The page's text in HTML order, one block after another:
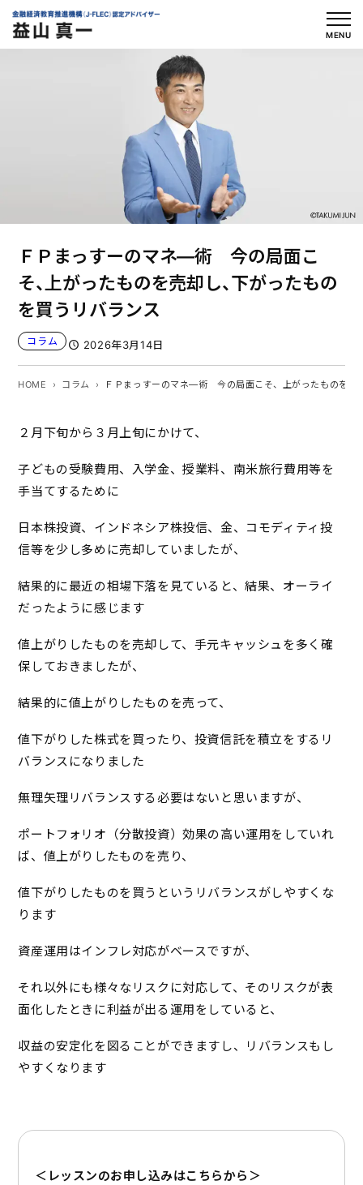
を
MENU
ＦＰまっすーのマネ―術 今の局面こ
そ、上がったものを売却し、下がったもの
を買うリバランス
コラム 2026年3月14日
HOME コラム ＦＰまっすーのマネ―術 今の局面こそ、上がったものを売
２月下旬から３月上旬にかけて、
子どもの受験費用、入学金、授業料、南米旅行費用等を
手当てするために
日本株投資、インドネシア株投信、金、コモディティ投
信等を少し多めに売却していましたが、
結果的に最近の相場下落を見ていると、結果、オーライ
だったように感じます
値上がりしたものを売却して、手元キャッシュを多く確
保しておきましたが、
結果的に値上がりしたものを売って、
値下がりした株式を買ったり、投資信託を積立をするリ
バランスになりました
無理矢理リバランスする必要はないと思いますが、
ポートフォリオ（分散投資）効果の高い運用をしていれ
ば、値上がりしたものを売り、
値下がりしたものを買うというリバランスがしやすくな
ります
資産運用はインフレ対応がベースですが、
それ以外にも様々なリスクに対応して、そのリスクが表
面化したときに利益が出る運用をしていると、
収益の安定化を図ることができますし、リバランスもし
やすくなります
＜レッスンのお申し込みはこちらから＞